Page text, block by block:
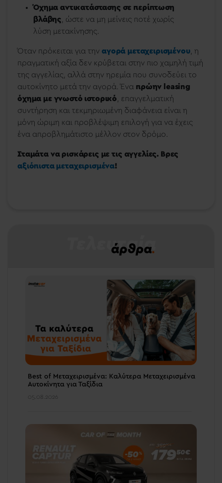
Όχημα αντικατάστασης σε περίπτωση
βλάβης , ώστε να μη μείνεις ποτέ χωρίς
λύση μετακίνησης.
Όταν πρόκειται για την αγορά μεταχειρισμένου, η
πραγματική αξία δεν κρύβεται στην πιο χαμηλή τιμή
της αγγελίας, αλλά στην ηρεμία που συνοδεύει το
αυτοκίνητο μετά την αγορά. Ένα πρώην leasing
όχημα με γνωστό ιστορικό , επαγγελματική
συντήρηση και τεκμηριωμένη διαφάνεια είναι η
μόνη ώριμη και προβλέψιμη επιλογή για να έχεις
ένα απροβλημάτιστο μέλλον στον δρόμο.
Σταμάτα να ρισκάρεις με τις αγγελίες. Βρες
αξιόπιστα μεταχειρισμένα!
Τελευταία
άρθρα.
Best of Μεταχειρισμένα: Καλύτερα Μεταχειρισμένα
Αυτοκίνητα για Ταξίδια
05.08.2026